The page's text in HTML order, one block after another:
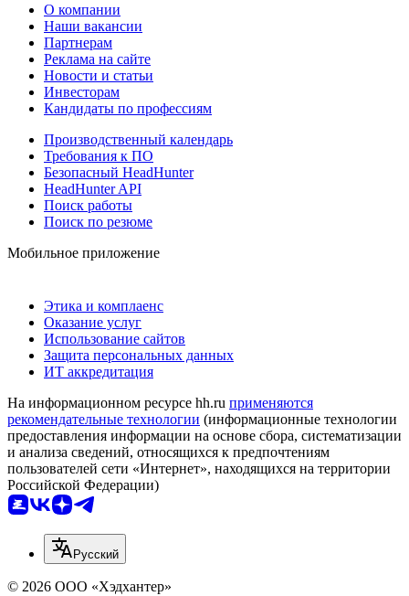
О компании
Наши вакансии
Партнерам
Реклама на сайте
Новости и статьи
Инвесторам
Кандидаты по профессиям
Производственный календарь
Требования к ПО
Безопасный HeadHunter
HeadHunter API
Поиск работы
Поиск по резюме
Мобильное приложение
Этика и комплаенс
Оказание услуг
Использование сайтов
Защита персональных данных
ИТ аккредитация
На информационном ресурсе hh.ru применяются
рекомендательные технологии (информационные технологии
предоставления информации на основе сбора, систематизации
и анализа сведений, относящихся к предпочтениям
пользователей сети «Интернет», находящихся на территории
Российской Федерации)
Русский
© 2026 ООО «Хэдхантер»